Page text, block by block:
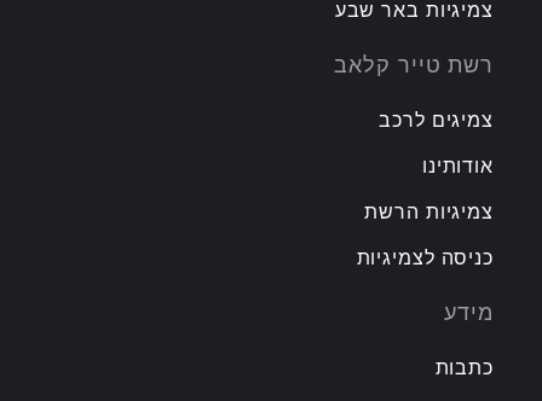
צמיגיות באר שבע
רשת טייר קלאב
צמיגים לרכב
אודותינו
צמיגיות הרשת
כניסה לצמיגיות
מידע
כתבות